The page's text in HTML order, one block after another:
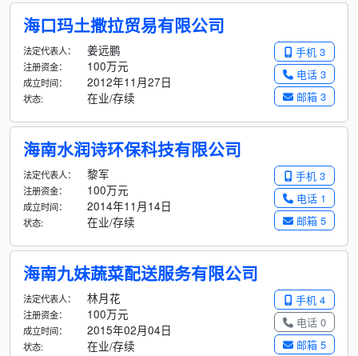
海口玛土撒拉贸易有限公司
手机 3
电话 3
邮箱 3
法定代表人： 姜远鹏
注册资金： 100万元
成立时间： 2012年11月27日
状态: 在业/存续
海南水润诗环保科技有限公司
手机 3
电话 1
邮箱 5
法定代表人： 黎军
注册资金： 100万元
成立时间： 2014年11月14日
状态: 在业/存续
海南九妹蔬菜配送服务有限公司
手机 4
电话 0
邮箱 5
法定代表人： 林月花
注册资金： 100万元
成立时间： 2015年02月04日
状态: 在业/存续